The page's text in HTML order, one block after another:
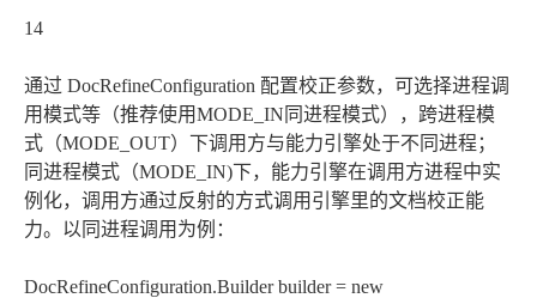
14
通过 DocRefineConfiguration 配置校正参数，可选择进程调
用模式等（推荐使用MODE_IN同进程模式），跨进程模
式（MODE_OUT）下调用方与能力引擎处于不同进程；
同进程模式（MODE_IN)下，能力引擎在调用方进程中实
例化，调用方通过反射的方式调用引擎里的文档校正能
力。以同进程调用为例：
DocRefineConfiguration.Builder builder = new